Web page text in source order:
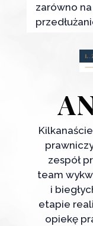
zarówno
zespół
team
i
etapie
opiekę